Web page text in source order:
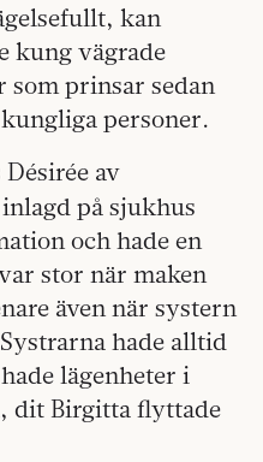
kan
kung vägrade
som prinsar sedan
personer.
av
på sjukhus
och hade en
stor när maken
även när systern
hade alltid
lägenheter i
dit Birgitta flyttade